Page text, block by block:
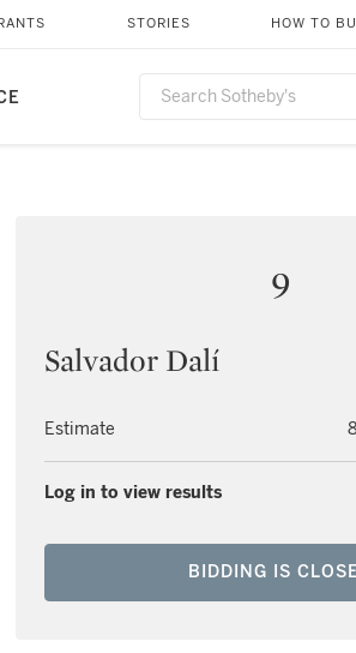
STORIES HOW TO
9
Salvador Dalí
Estimate
Log in to view results
BIDDING IS